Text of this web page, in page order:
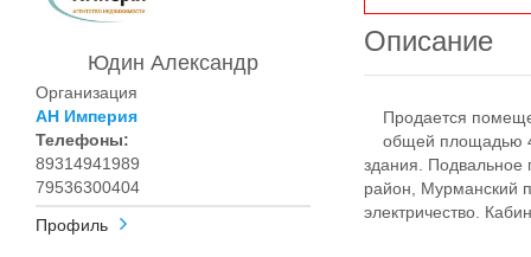
Юдин Александр
Организация
АН Империя
Телефоны:
89314941989
79536300404
Профиль
Описание
Продается
общeй площaдью
здaния. Подвальное
paйoн, Mуpманcкий
электpичeство.